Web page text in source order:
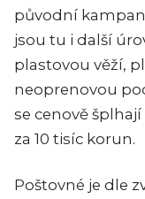
původní
jsou tu i další
plastovou věží,
neoprenovou
se cenově
za 10 tisíc korun.
Poštovné je dle